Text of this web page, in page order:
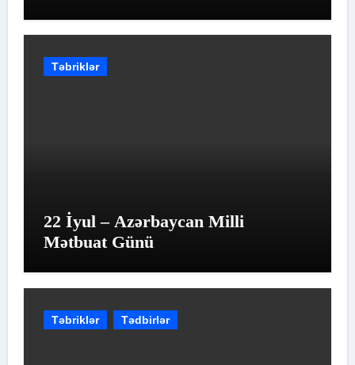
Təbriklər
22 İyul – Azərbaycan Milli
Mətbuat Günü
Təbriklər Tədbirlər